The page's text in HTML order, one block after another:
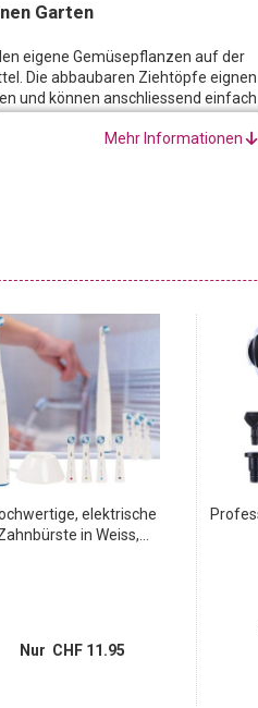
Garten
eigene Gemüsepflanzen auf der
Die abbaubaren Ziehtöpfe eignen
und können anschliessend einfach
vervollständigen das Aussaat-Set.
von Pflanzenarten – von
die am besten zu Ihren
Mehr Informationen
elektrische
in Weiss,...
Nur CHF 11.95